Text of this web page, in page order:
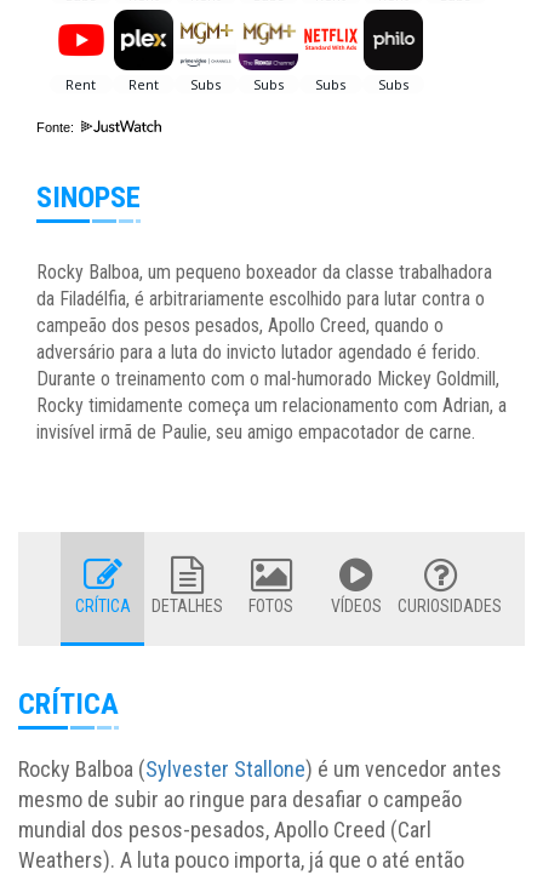
Fonte:
SINOPSE
Rocky Balboa, um pequeno boxeador da classe trabalhadora
da Filadélfia, é arbitrariamente escolhido para lutar contra o
campeão dos pesos pesados, Apollo Creed, quando o
adversário para a luta do invicto lutador agendado é ferido.
Durante o treinamento com o mal-humorado Mickey Goldmill,
Rocky timidamente começa um relacionamento com Adrian, a
invisível irmã de Paulie, seu amigo empacotador de carne.
CRÍTICA DETALHES FOTOS VÍDEOS CURIOSIDADES
CRÍTICA
Rocky Balboa (Sylvester Stallone) é um vencedor antes
mesmo de subir ao ringue para desafiar o campeão
mundial dos pesos-pesados, Apollo Creed (Carl
Weathers). A luta pouco importa, já que o até então